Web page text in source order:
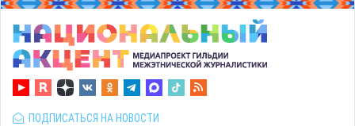
ПОДПИСАТЬСЯ НА НОВОСТИ